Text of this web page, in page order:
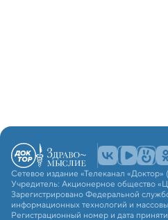
Сетевое издание «Телеканал «Доктор»
Учредитель: Акционерное общество
Зарегистрировано Федеральной
информационных технологий и
Регистрационный номер и дата